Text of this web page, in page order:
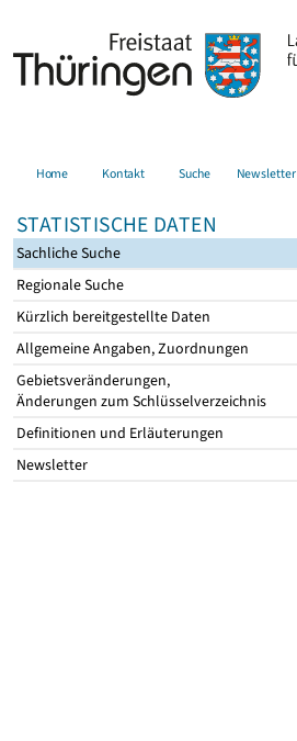
Home Kontakt Suche Newsletter
STATISTISCHE DATEN
Sachliche Suche
Regionale Suche
Kürzlich bereitgestellte Daten
Allgemeine Angaben, Zuordnungen
Gebietsveränderungen,
Änderungen zum Schlüsselverzeichnis
Definitionen und Erläuterungen
Newsletter